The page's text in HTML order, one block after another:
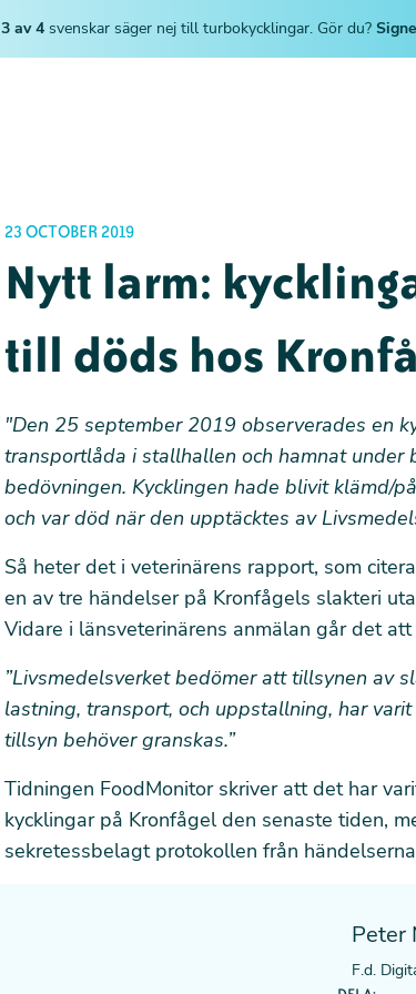
3 av 4 svenskar säger nej till turbokycklingar. Gör du?
23 OCTOBER 2019
Nytt larm:
till döds hos
"Den 25 september 2019 observerades en
transportlåda i stallhallen och hamnat under
bedövningen. Kycklingen hade blivit klämd/
och var död när den upptäcktes av
Så heter det i veterinärens rapport, som
en av tre händelser på Kronfågels slakteri
Vidare i länsveterinärens anmälan går det
”Livsmedelsverket bedömer att tillsynen av
lastning, transport, och uppstallning, har
tillsyn behöver granskas.”
Tidningen FoodMonitor skriver att det har
kycklingar på Kronfågel den senaste tiden,
sekretessbelagt protokollen från
Peter
F.d.